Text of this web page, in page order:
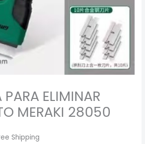
PARA ELIMINAR
MERAKI 28050
Shipping